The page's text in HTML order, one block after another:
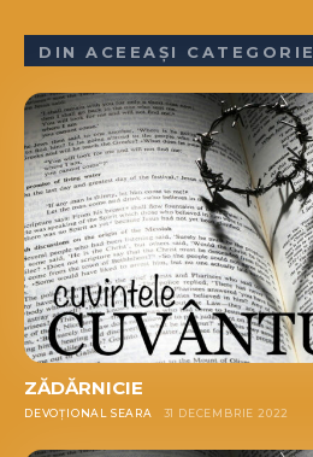
DIN ACEEAȘI CATEGORIE
ZĂDĂRNICIE
DEVOȚIONAL SEARA 31 DECEMBRIE 2022